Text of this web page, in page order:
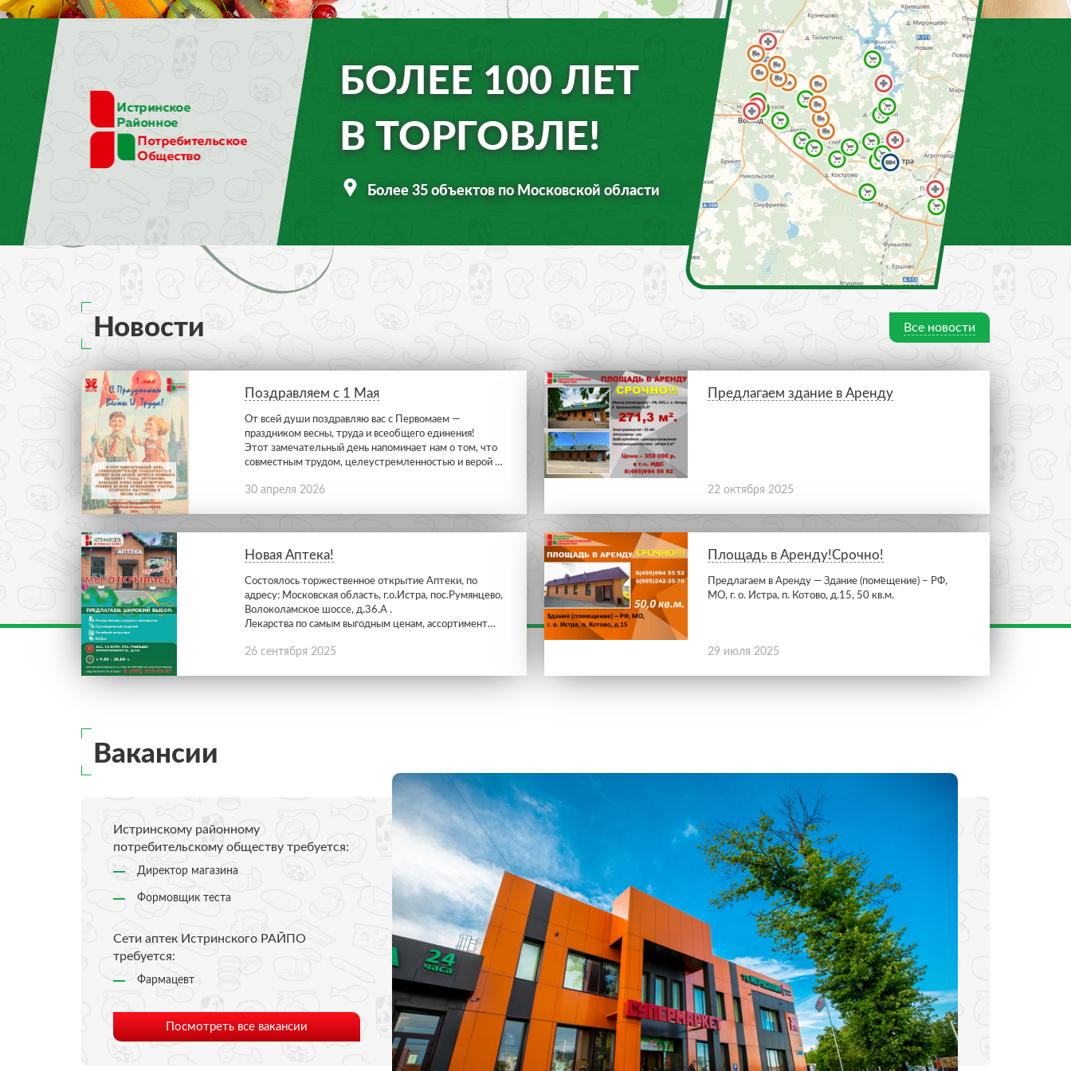
БОЛЕЕ 100 ЛЕТ
В ТОРГОВЛЕ!
Более 35 объектов по Московской области
Новости Все новости
Поздравляем с 1 Мая
От всей души поздравляю вас с Первомаем —
праздником весны, труда и всеобщего единения!
Этот замечательный день напоминает нам о том, что
совместным трудом, целеустремленностью и верой в
из нас вносит свой вклад в развитие общества, создавая
С праздником весны и труда!
30 апреля 2026
Предлагаем здание в Аренду
22 октября 2025
Новая Аптека!
Состоялось торжественное открытие Аптеки, по
адресу: Московская область, г.о.Истра, пос.Румянцево,
Волоколамское шоссе, д.36.А .
Лекарства по самым выгодным ценам, ассортимент
выбором от обычных лекарственных средств до
26 сентября 2025
Площадь в Аренду!Срочно!
Предлагаем в Аренду — Здание (помещение) – РФ,
МО, г. о. Истра, п. Котово, д.15, 50 кв.м.
29 июля 2025
Вакансии
Истринскому районному
потребительскому обществу требуется:
Директор магазина
Формовщик теста
Сети аптек Истринского РАЙПО
требуется:
Фармацевт
Посмотреть все вакансии